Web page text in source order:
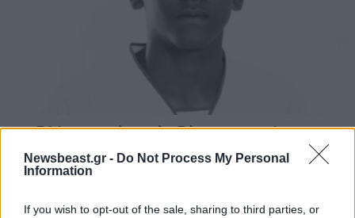
Newsbeast.gr - Do Not Process My Personal
Information
If you wish to opt-out of the sale, sharing to third parties, or
Βραζιλία: Νεκρός από αδέσποτη σφαίρα
15χρονος ποδοσφαιριστής